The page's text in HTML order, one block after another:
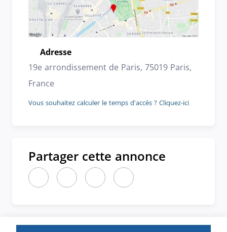
Emplacement
Adresse
19e arrondissement de Paris, 75019 Paris,
France
Vous souhaitez calculer le temps d'accès ? Cliquez-ici
Partager cette annonce
Partager cette annonce sur LinkedIn (nouvelle
Partager cette annonce sur X (nouvelle
Partager cette annonce sur
Partager cette annonce